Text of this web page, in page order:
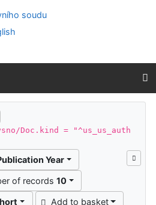
Doc.kind = "^us_us_auth
Year
of records 10
Add to basket